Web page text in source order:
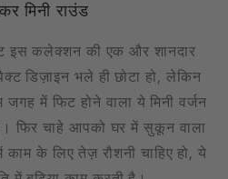
मिनी राउंड
इस कलेक्शन की एक और शानदार
डिज़ाइन भले ही छोटा हो, लेकिन
में फिट होने वाला ये मिनी वर्जन
फिर चाहे आपको घर में सुकून वाला
काम के लिए तेज़ रौशनी चाहिए हो, ये